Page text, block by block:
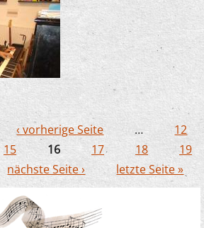
war mit dabei : So war die
in Neuenrade
‹ vorherige Seite …
12
15 16 17 18
19
nächste Seite › letzte Seite »